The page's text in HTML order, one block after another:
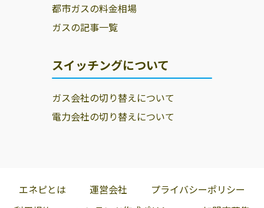
都市ガスの料金相場
ガスの記事一覧
スイッチングについて
ガス会社の切り替えについて
電力会社の切り替えについて
エネピとは 運営会社
プライバシーポリシー